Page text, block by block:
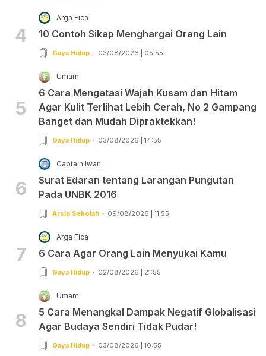
4
Arga Fica
10 Contoh Sikap Menghargai Orang Lain
Gaya Hidup 03/08/2026 | 05:55
5
Umam
6 Cara Mengatasi Wajah Kusam dan Hitam
Agar Kulit Terlihat Lebih Cerah, No 2 Gampang
Banget dan Mudah Dipraktekkan!
Gaya Hidup 03/08/2026 | 14:55
6
Captain Iwan
Surat Edaran tentang Larangan Pungutan
Pada UNBK 2016
Arsip Sekolah 09/08/2026 | 11:55
7
Arga Fica
6 Cara Agar Orang Lain Menyukai Kamu
Gaya Hidup 02/08/2026 | 21:55
8
Umam
5 Cara Menangkal Dampak Negatif Globalisasi
Agar Budaya Sendiri Tidak Pudar!
Gaya Hidup 03/08/2026 | 10:55